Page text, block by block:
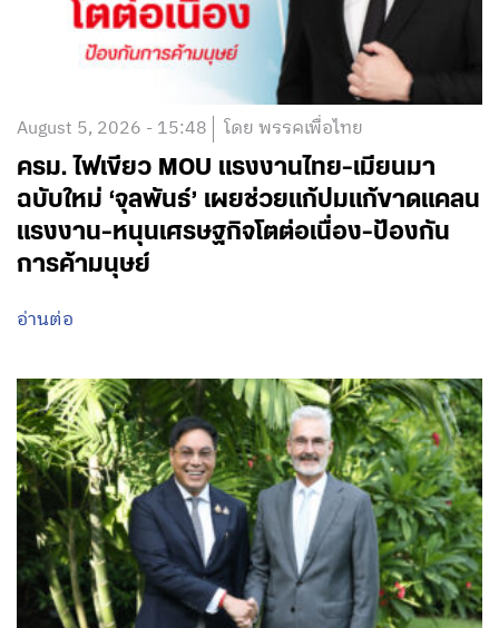
August 5, 2026 - 15:48 โดย พรรคเพื่อไทย
ครม. ไฟเขียว MOU แรงงานไทย-เมียนมา
ฉบับใหม่ ‘จุลพันธ์’ เผยช่วยแก้ปมแก้ขาดแคลน
แรงงาน-หนุนเศรษฐกิจโตต่อเนื่อง-ป้องกัน
การค้ามนุษย์
อ่านต่อ